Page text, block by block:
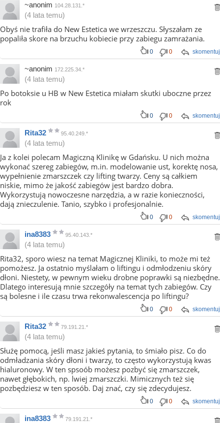
~anonim 104.28.131.*
(4 lata temu)
Obyś nie trafiła do New Estetica we wrzeszczu. Słyszałam ze
popaliła skore na brzuchu kobiecie przy zabiegu zamrażania.
skomentuj
0 0
~anonim 172.225.34.*
(4 lata temu)
Po botoksie u HB w New Estetica miałam skutki uboczne przez
rok
skomentuj
0 0
Rita32 95.40.249.*
(4 lata temu)
Ja z kolei polecam Magiczną Klinikę w Gdańsku. U nich można
wykonać szereg zabiegów, m.in. modelowanie ust, korektę nosa,
wypełnienie zmarszczek czy lifting twarzy. Ceny są całkiem
niskie, mimo że jakość zabiegów jest bardzo dobra.
Wykorzystują nowoczesne narzędzia, a w razie konieczności,
dają znieczulenie. Tanio, szybko i profesjonalnie.
skomentuj
0 0
ina8383 95.40.143.*
(4 lata temu)
Rita32, sporo wiesz na temat Magicznej Kliniki, to może mi też
pomożesz. Ja ostatnio myślałam o liftingu i odmłodzeniu skóry
dłoni. Niestety, w pewnym wieku drobne poprawki są niezbędne.
Dlatego interesują mnie szczegóły na temat tych zabiegów. Czy
są bolesne i ile czasu trwa rekonwalescencja po liftingu?
skomentuj
0 0
Rita32 79.191.21.*
(4 lata temu)
Służę pomocą, jeśli masz jakieś pytania, to śmiało pisz. Co do
odmładzania skóry dłoni i twarzy, to często wykorzystują kwas
hialuronowy. W ten spsoób możesz pozbyć się zmarszczek,
nawet głębokich, np. lwiej zmarszczki. Mimicznych też się
pozbędziesz w ten sposób. Daj znać, czy się zdecydujesz.
skomentuj
0 0
ina8383 79.191.21.*